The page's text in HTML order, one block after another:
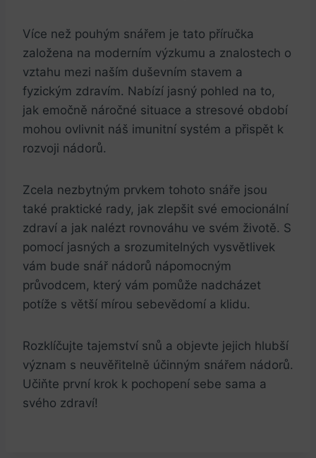
Více než pouhým ⁤snářem ⁤je tato příručka
založena na moderním výzkumu a znalostech ‌o
vztahu ‍mezi‍ naším duševním stavem a
fyzickým zdravím. Nabízí⁣ jasný ‍pohled ⁤na to,
jak‍ emočně náročné ⁣situace‍ a stresové období
mohou ovlivnit náš‍ imunitní systém a přispět k
⁤rozvoji nádorů.
Zcela nezbytným prvkem‍ tohoto snáře jsou
také praktické rady, ​jak zlepšit ⁢své ​emocionální⁤
zdraví⁤ a jak nalézt rovnováhu ve svém životě. S
pomocí jasných a srozumitelných vysvětlivek
vám bude snář nádorů nápomocným
průvodcem, který‌ vám pomůže nadcházet
⁢potíže‍ s⁣ větší mírou sebevědomí a klidu.
Rozklíčujte tajemství snů a objevte ‍jejich hlubší
význam s‌ neuvěřitelně​ účinným snářem nádorů.
Učiňte první krok k pochopení sebe sama a⁣
svého ‌zdraví! ⁤